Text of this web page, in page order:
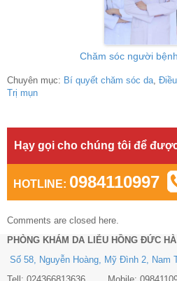
Chăm sóc người
Chuyên mục: Bí quyết chăm sóc da
Trị mụn
Hạy gọi cho chúng tôi để
HOTLINE: 0984110997
Comments are closed here.
PHÒNG KHÁM DA LIỄU HỒNG ĐỨC
Số 58, Nguyễn Hoàng, Mỹ Đình 2, Nam